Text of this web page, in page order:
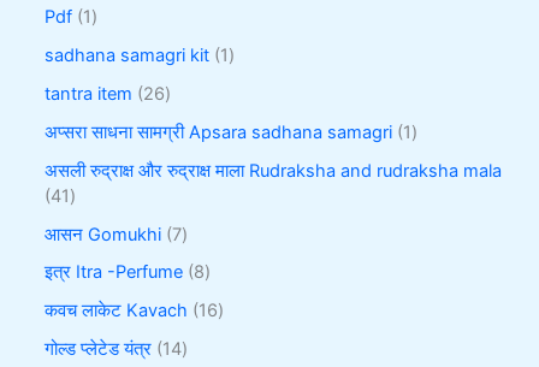
Pdf 1
sadhana samagri kit 1
tantra item 26
अप्सरा साधना सामग्री Apsara sadhana samagri 1
असली रुद्राक्ष और रुद्राक्ष माला Rudraksha and rudraksha mala
41
आसन Gomukhi 7
इत्र Itra -Perfume 8
कवच लाकेट Kavach 16
गोल्ड प्लेटेड यंत्र 14